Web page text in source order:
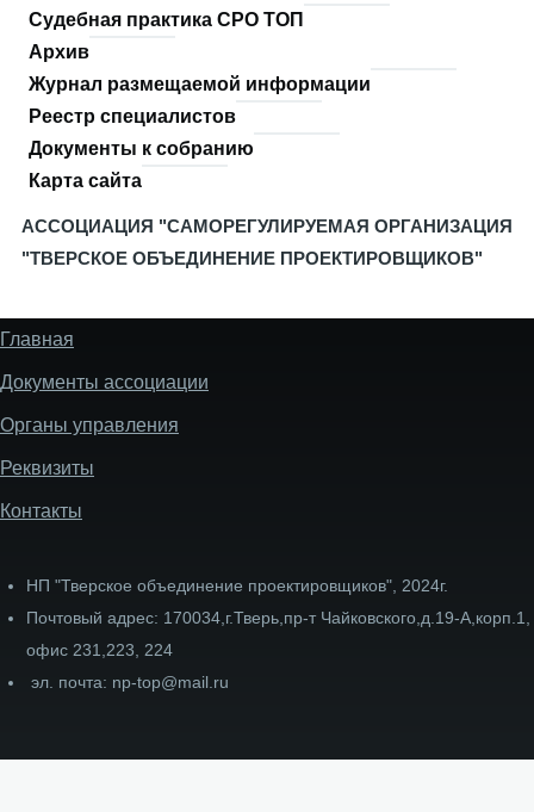
Судебная практика СРО ТОП
Архив
Журнал размещаемой информации
Реестр специалистов
Документы к собранию
Карта сайта
АССОЦИАЦИЯ "САМОРЕГУЛИРУЕМАЯ ОРГАНИЗАЦИЯ
"ТВЕРСКОЕ ОБЪЕДИНЕНИЕ ПРОЕКТИРОВЩИКОВ"
Меню
сайта
Главная
Документы ассоциации
Органы управления
Реквизиты
Контакты
НП "Тверское объединение проектировщиков", 2024г.
Почтовый адрес: 170034,г.Тверь,пр-т Чайковского,д.19-А,корп.1,
офис 231,223, 224
эл. почта: np-top@mail.ru